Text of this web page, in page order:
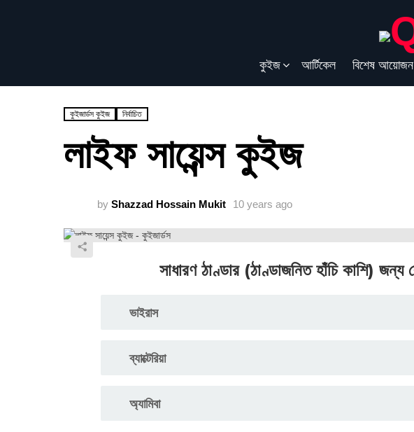
কুইজ আর্টিকেল বিশেষ আয়োজন
কুইজার্ডস কুইজ নির্বাচিত
লাইফ সায়েন্স কুইজ
by Shazzad Hossain Mukit 10 years ago
সাধারণ ঠাণ্ডার (ঠাণ্ডাজনিত হাঁচি কাশি) জন্য
ভাইরাস
ব্যাক্টেরিয়া
অ্যামিবা